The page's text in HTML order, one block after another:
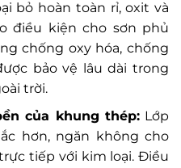
bỏ hoàn toàn rỉ, oxit và
điều kiện cho sơn phủ
chống oxy hóa, chống
bảo vệ lâu dài trong
trời.
của khung thép:Lớp
hơn, ngăn không cho
tiếp với kim loại. Điều